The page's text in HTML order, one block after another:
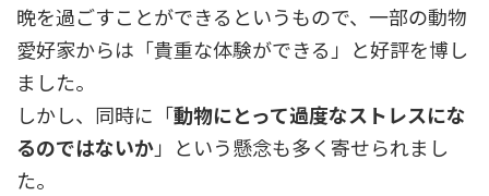
晩を過ごすことができるというもので、一部の動物
愛好家からは「貴重な体験ができる」と好評を博し
ました。
しかし、同時に「動物にとって過度なストレスにな
るのではないか」という懸念も多く寄せられまし
た。